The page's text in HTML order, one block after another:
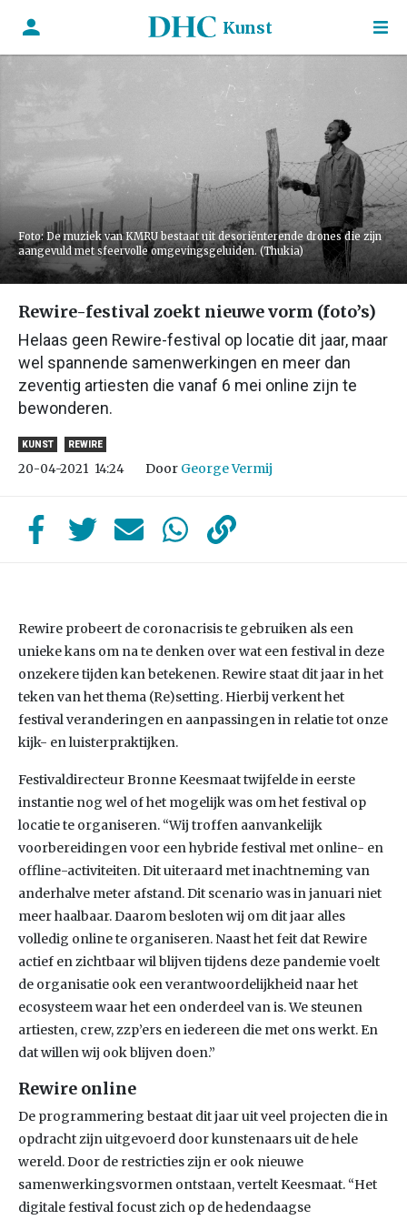
Kunst
Foto: De muziek van KMRU bestaat uit desoriënterende drones die zijn
aangevuld met sfeervolle omgevingsgeluiden. (Thukia)
Rewire-festival zoekt nieuwe vorm (foto’s)
Helaas geen Rewire-festival op locatie dit jaar, maar
wel spannende samenwerkingen en meer dan
zeventig artiesten die vanaf 6 mei online zijn te
bewonderen.
KUNST REWIRE
20-04-2021 14:24 Door George Vermij
Rewire probeert de coronacrisis te gebruiken als een
unieke kans om na te denken over wat een festival in deze
onzekere tijden kan betekenen. Rewire staat dit jaar in het
teken van het thema (Re)setting. Hierbij verkent het
festival veranderingen en aanpassingen in relatie tot onze
kijk- en luisterpraktijken.
Festivaldirecteur Bronne Keesmaat twijfelde in eerste
instantie nog wel of het mogelijk was om het festival op
locatie te organiseren. “Wij troffen aanvankelijk
voorbereidingen voor een hybride festival met online- en
offline-activiteiten. Dit uiteraard met inachtneming van
anderhalve meter afstand. Dit scenario was in januari niet
meer haalbaar. Daarom besloten wij om dit jaar alles
volledig online te organiseren. Naast het feit dat Rewire
actief en zichtbaar wil blijven tijdens deze pandemie voelt
de organisatie ook een verantwoordelijkheid naar het
ecosysteem waar het een onderdeel van is. We steunen
artiesten, crew, zzp’ers en iedereen die met ons werkt. En
dat willen wij ook blijven doen.”
Rewire online
De programmering bestaat dit jaar uit veel projecten die in
opdracht zijn uitgevoerd door kunstenaars uit de hele
wereld. Door de restricties zijn er ook nieuwe
samenwerkingsvormen ontstaan, vertelt Keesmaat. “Het
digitale festival focust zich op de hedendaagse